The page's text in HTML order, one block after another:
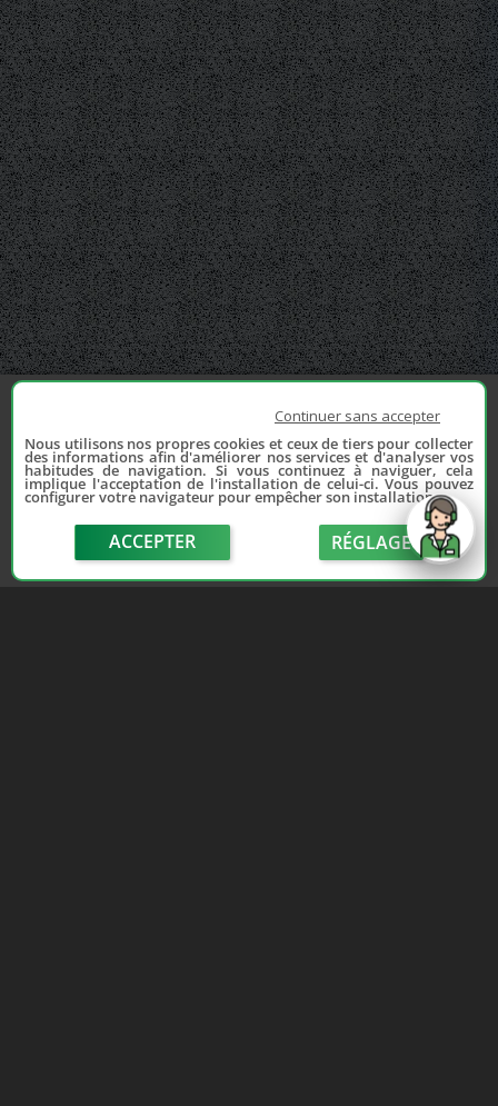
Continuer sans accepter
Nous utilisons nos propres cookies et ceux de tiers pour collecter
des informations afin d'améliorer nos services et d'analyser vos
habitudes de navigation. Si vous continuez à naviguer, cela
implique l'acceptation de l'installation de celui-ci. Vous pouvez
configurer votre navigateur pour empêcher son installation.
ACCEPTER RÉGLAGE